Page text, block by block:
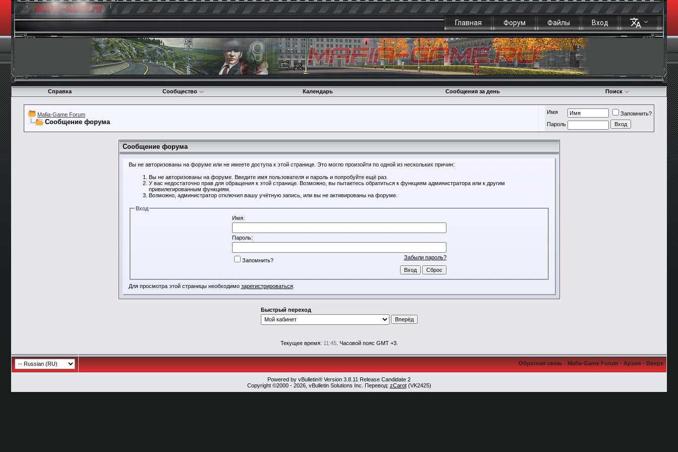
Главная Форум Файлы Вход
Справка Сообщество Календарь Сообщения за день Поиск
Mafia-Game Forum
Сообщение форума
Имя
Запомнить?
Пароль
Сообщение форума
Вы не авторизованы на форуме или не имеете доступа к этой странице. Это могло произойти по одной из нескольких причин:
Вы не авторизованы на форуме. Введите имя пользователя и пароль и попробуйте ещё раз.
У вас недостаточно прав для обращения к этой странице. Возможно, вы пытаетесь обратиться к функциям администратора или к другим
привилегированным функциям.
Возможно, администратор отключил вашу учётную запись, или вы не активированы на форуме.
Вход
Имя:
Пароль:
Забыли пароль?
Запомнить?
Для просмотра этой страницы необходимо зарегистрироваться.
Быстрый переход
Текущее время: 11:45. Часовой пояс GMT +3.
Обратная связь-Mafia-Game Forum-Архив-Вверх
Powered by vBulletin® Version 3.8.11 Release Candidate 2
Copyright ©2000 - 2026, vBulletin Solutions Inc. Перевод: zCarot(VK2425)